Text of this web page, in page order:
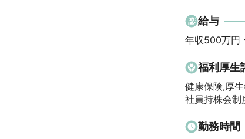
給与
年収500万円
福利厚生
健康保険,厚
社員持株会制
勤務時間